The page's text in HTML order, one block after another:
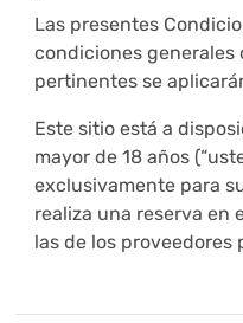
Las presentes
condiciones generales
pertinentes se
Este sitio está a
mayor de 18 años
exclusivamente para
realiza una reserva en
las de los proveedores